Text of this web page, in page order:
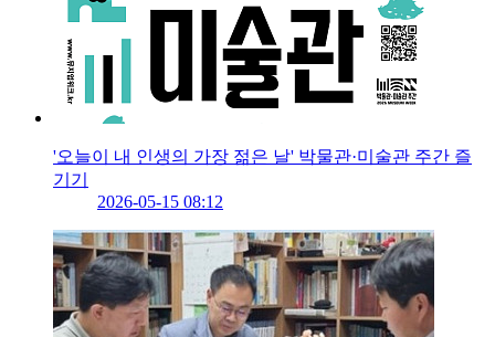
'오늘이 내 인생의 가장 젊은 날' 박물관·미술관 주간 즐
기기
2026-05-15 08:12